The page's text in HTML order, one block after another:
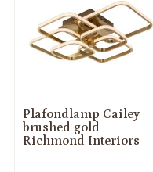
Plafondlamp Cailey
brushed gold
Richmond Interiors